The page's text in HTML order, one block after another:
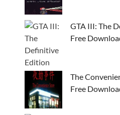
GTA III: The
Free
The
Free